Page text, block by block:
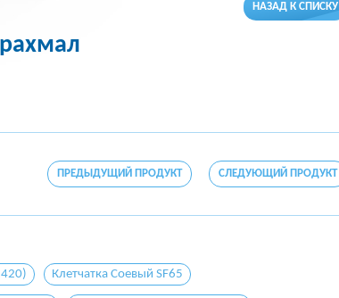
НАЗАД К СПИСКУ
ПРЕДЫДУЩИЙ ПРОДУКТ СЛЕДУЮЩИЙ ПРОДУКТ
Клетчатка Соевый SF65